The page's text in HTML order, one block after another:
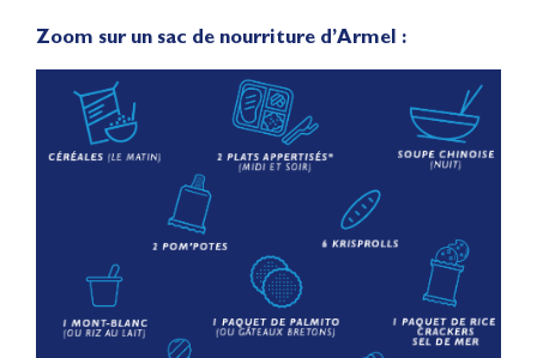
Zoom sur un sac de nourriture d’Armel :